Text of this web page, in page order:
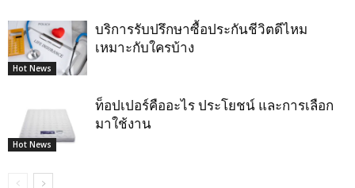
Hot News
บริการรับปรึกษาซื้อประกันชีวิตดีไหม
เหมาะกับใครบ้าง
Hot News
ท็อปเปอร์คืออะไร ประโยชน์ และการเลือก
มาใช้งาน